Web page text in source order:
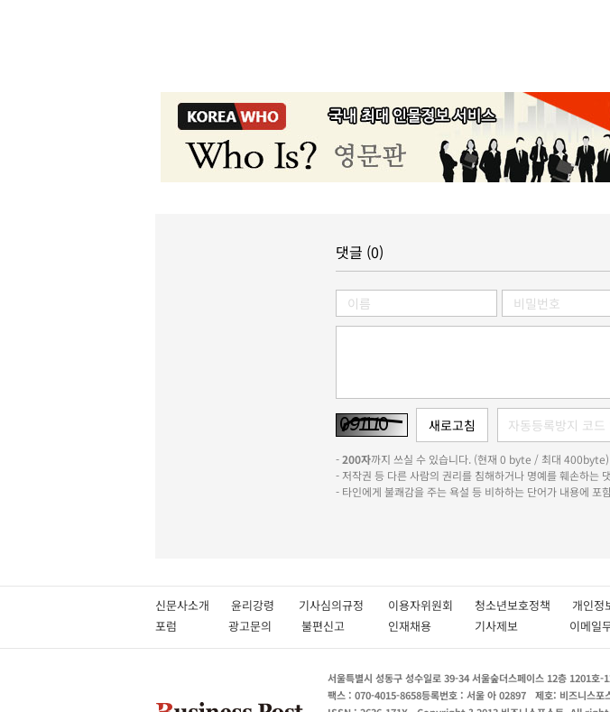
댓글 (0)
-200자까지 쓰실 수 있습니다. (현재 0 byte / 최대 400byte)
- 저작권 등 다른 사람의 권리를 침해하거나 명예를 훼손하는
- 타인에게 불쾌감을 주는 욕설 등 비하하는 단어가 내용에
신문사소개 윤리강령 기사심의규정 이용자위원회 청소년보호정책 개인
포럼
광고문의 불편신고 인재채용 기사제보 이메일
서울특별시 성동구 성수일로 39-34 서울숲더스페이스 12층 1201호-
팩스 : 070-4015-8658등록번호 : 서울 아 02897 제호: 비즈니스포